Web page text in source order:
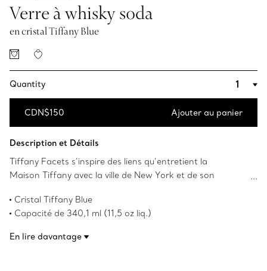
Verre à whisky soda
en cristal Tiffany Blue
Quantity
CDN$150 Ajouter au panier
Description et Détails
Tiffany Facets s’inspire des liens qu’entretient la
Maison Tiffany avec la ville de New York et de son
sans oublier l’autorité de la marque en tant que première
pourvoyeuse de diamants exceptionnels et de gemmes
facettes qui rappellent les gemmes incomparables de
Cristal Tiffany Blue
Capacité de 340,1 ml (11,5 oz liq.)
Numéro de produit:74624227
En lire davantage